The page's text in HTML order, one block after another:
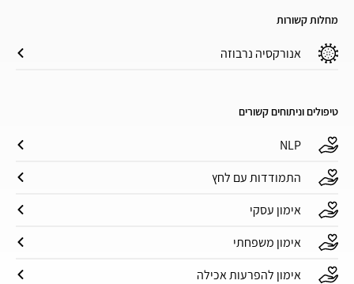
מחלות קשורות
אנורקסיה נרבוזה
טיפולים וניתוחים קשורים
NLP
התמודדות עם לחץ
אימון עסקי
אימון משפחתי
אימון להפרעות אכילה